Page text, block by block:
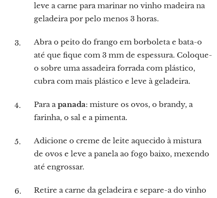
leve a carne para marinar no vinho madeira na
geladeira por pelo menos 3 horas.
Abra o peito do frango em borboleta e bata-o
até que fique com 3 mm de espessura. Coloque-
o sobre uma assadeira forrada com plástico,
cubra com mais plástico e leve à geladeira.
Para apanada: misture os ovos, o brandy, a
farinha, o sal e a pimenta.
Adicione o creme de leite aquecido à mistura
de ovos e leve a panela ao fogo baixo, mexendo
até engrossar.
Retire a carne da geladeira e separe-a do vinho